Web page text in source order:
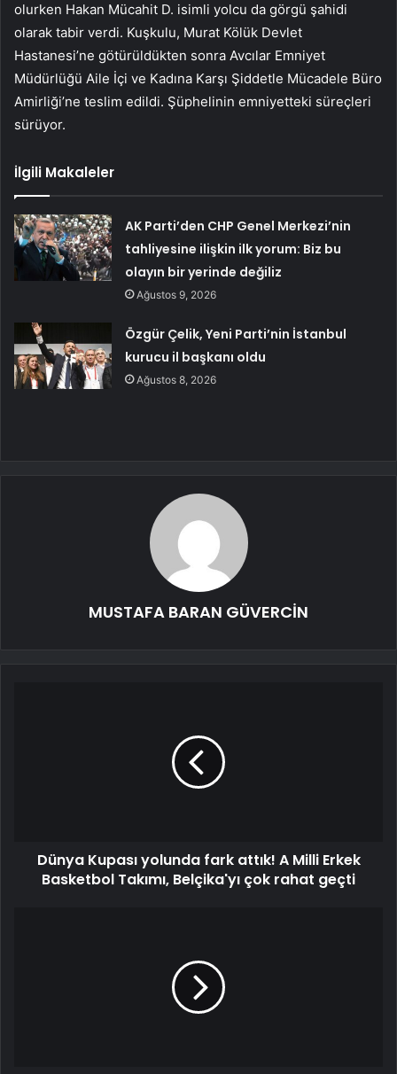
olurken Hakan Mücahit D. isimli yolcu da görgü şahidi
olarak tabir verdi. Kuşkulu, Murat Kölük Devlet
Hastanesi’ne götürüldükten sonra Avcılar Emniyet
Müdürlüğü Aile İçi ve Kadına Karşı Şiddetle Mücadele Büro
Amirliği’ne teslim edildi. Şüphelinin emniyetteki süreçleri
sürüyor.
İlgili Makaleler
AK Parti’den CHP Genel Merkezi’nin
tahliyesine ilişkin ilk yorum: Biz bu
olayın bir yerinde değiliz
Ağustos 9, 2026
Özgür Çelik, Yeni Parti’nin İstanbul
kurucu il başkanı oldu
Ağustos 8, 2026
MUSTAFA BARAN GÜVERCİN
Dünya Kupası yolunda fark attık! A Milli Erkek
Basketbol Takımı, Belçika'yı çok rahat geçti